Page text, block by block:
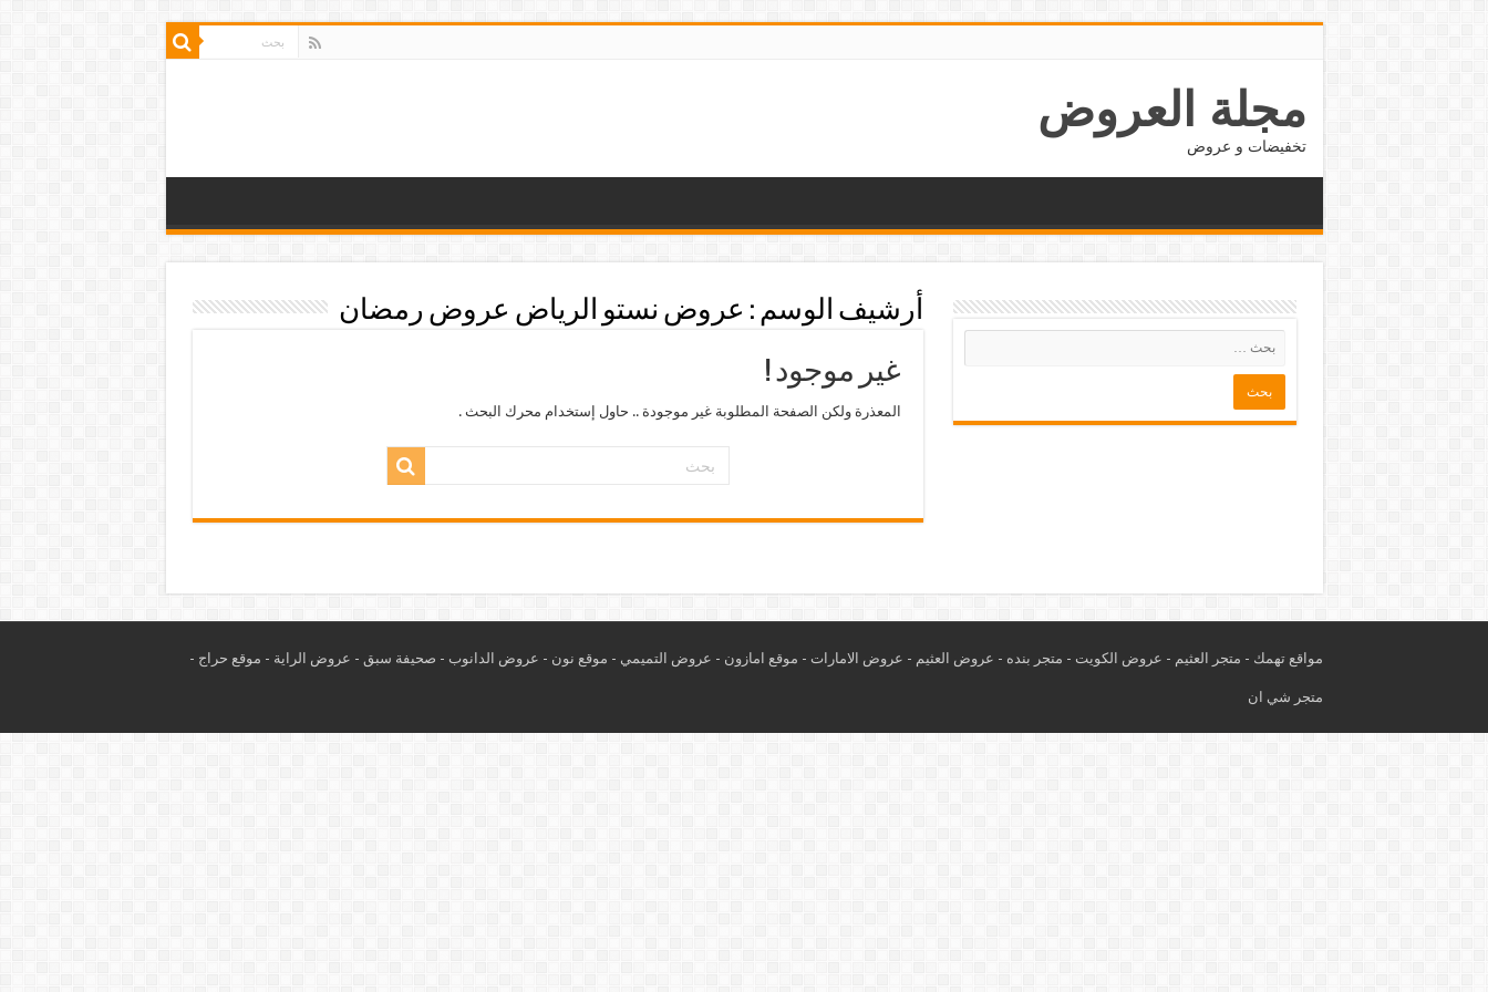
مجلة العروض
تخفيضات و عروض
أرشيف الوسم : عروض نستو الرياض عروض رمضان
غير موجود !
المعذرة ولكن الصفحة المطلوبة غير موجودة .. حاول إستخدام محرك البحث .
مواقع تهمك - متجر العثيم - عروض الكويت - متجر بنده - عروض العثيم - عروض الامارات - موقع امازون - عروض التميمي - موقع نون - عروض الدانوب - صحيفة سبق - عروض الراية - موقع حراج -
متجر شي ان